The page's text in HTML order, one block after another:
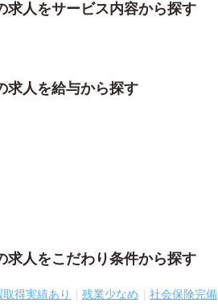
求人をサービス内容から探す
求人を給与から探す
求人をこだわり条件から探す
得実績あり 残業少なめ
社会保険完備